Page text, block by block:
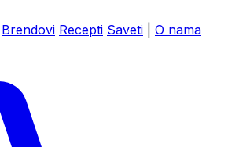
Brendovi Recepti Saveti
O nama